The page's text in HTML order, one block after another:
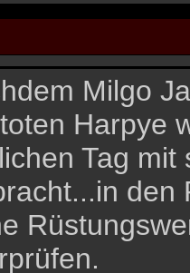
Milgo
Harpye
Tag
den